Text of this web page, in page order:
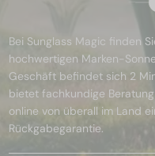
Bei Sunglass Magic finden
hochwertigen Marken-
Geschäft befindet sich 2
bietet fachkundige
online von überall im Land
Rückgabegarantie.